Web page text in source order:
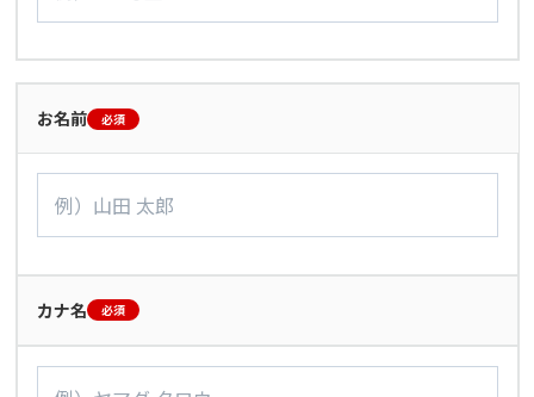
お名前 必須
カナ名 必須